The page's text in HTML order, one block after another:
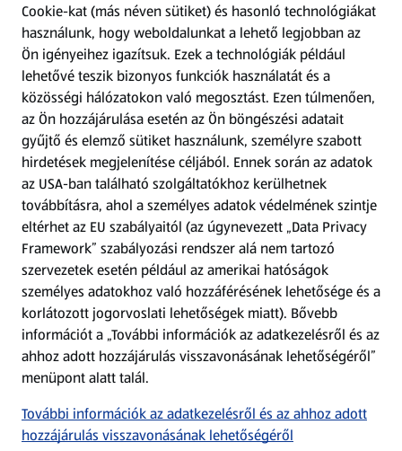
Kérdőív
Fizetési lehetőségek
ALDI utalványok
Árcsökkentés
Adattörlő alkalmazás
Szervizpont
(új oldalon nyílik meg)
Fedezz fel minket az interneten!
Töltsd le az ALDI Magyarország applikációt!
Cookie-kat (más néven sütiket) és hasonló technológiákat
használunk, hogy weboldalunkat a lehető legjobban az
Ön igényeihez igazítsuk. Ezek a technológiák például
lehetővé teszik bizonyos funkciók használatát és a
közösségi hálózatokon való megosztást. Ezen túlmenően,
az Ön hozzájárulása esetén az Ön böngészési adatait
gyűjtő és elemző sütiket használunk, személyre szabott
hirdetések megjelenítése céljából. Ennek során az adatok
az USA-ban található szolgáltatókhoz kerülhetnek
továbbításra, ahol a személyes adatok védelmének szintje
eltérhet az EU szabályaitól (az úgynevezett „Data Privacy
Framework” szabályozási rendszer alá nem tartozó
szervezetek esetén például az amerikai hatóságok
személyes adatokhoz való hozzáférésének lehetősége és a
korlátozott jogorvoslati lehetőségek miatt). Bővebb
információt a „További információk az adatkezelésről és az
ahhoz adott hozzájárulás visszavonásának lehetőségéről”
menüpont alatt talál.
További információk az adatkezelésről és az ahhoz adott
hozzájárulás visszavonásának lehetőségéről